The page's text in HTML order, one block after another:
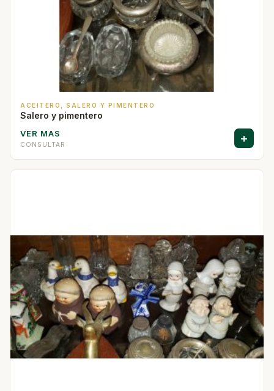
ACEITERO, SALERO Y PIMENTERO
Salero y pimentero
VER MAS
CONSULTAR +